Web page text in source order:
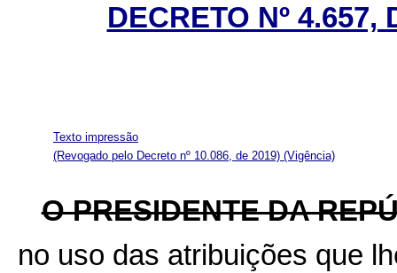
DECRETO Nº 4.657,
Texto impressão
(Revogado pelo Decreto nº 10.086, de 2019) (Vigência)
O PRESIDENTE DA
no uso das atribuições que